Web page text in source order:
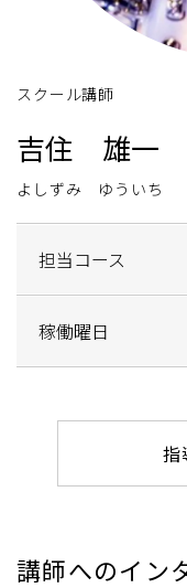
スクール講師
吉住 雄一
よしずみ ゆういち
担当コース
稼働曜日
指
講師へのイン